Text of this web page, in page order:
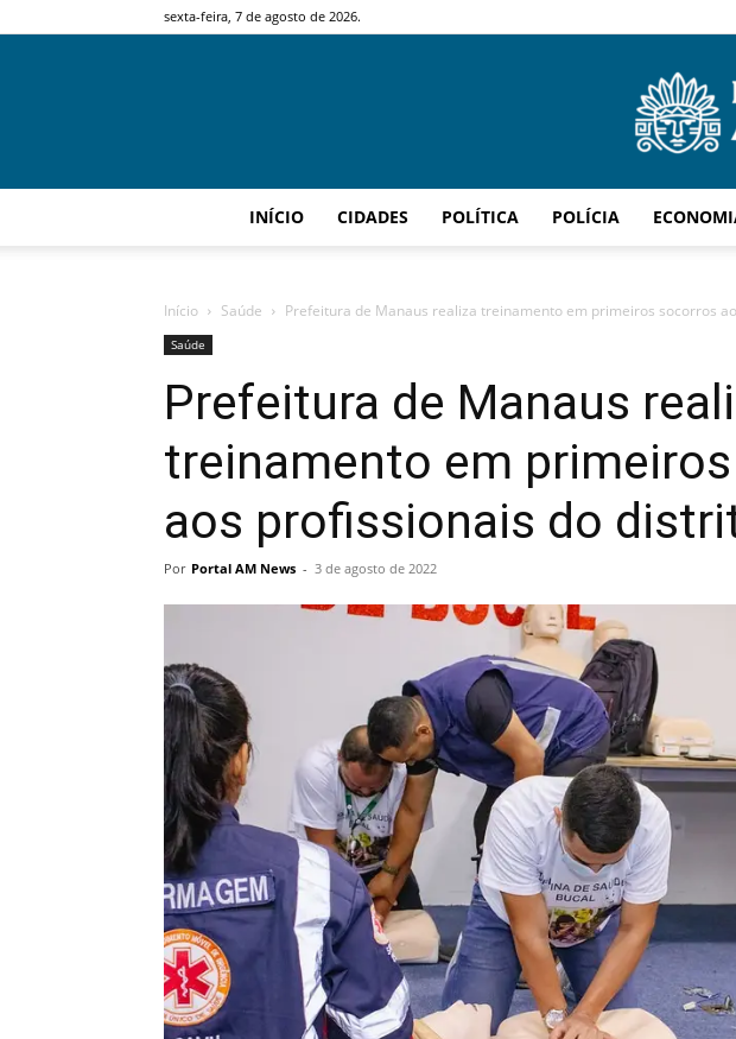
sexta-feira, 7 de agosto de 2026.
INÍCIO CIDADES POLÍTICA POLÍCIA
Início Saúde Prefeitura de Manaus realiza treinamento em primeiros socorros
Saúde
Prefeitura de Manaus
treinamento em
aos profissionais do
Por Portal AM News - 3 de agosto de 2022